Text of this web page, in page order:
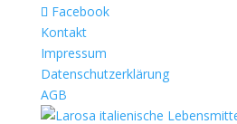
Facebook
Kontakt
Impressum
Datenschutzerklärung
AGB